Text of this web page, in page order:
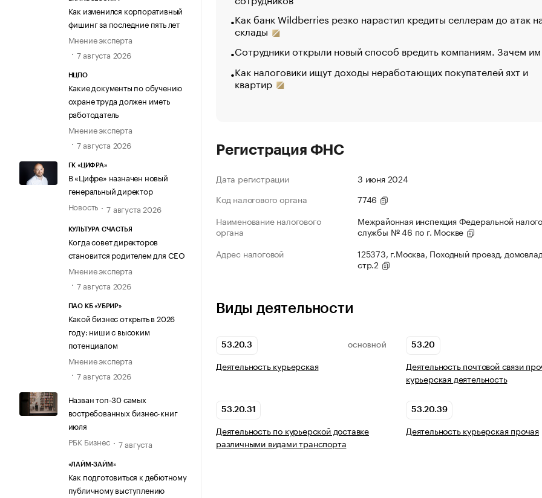
Как изменился корпоративный
фишинг за последние пять лет
Мнение эксперта
7 августа 2026
НЦПО
Какие документы по обучению
охране труда должен иметь
работодатель
Мнение эксперта
7 августа 2026
ГК «ЦИФРА»
В «Цифре» назначен новый
генеральный директор
Новость
7 августа 2026
КУЛЬТУРА СЧАСТЬЯ
Когда совет директоров
становится родителем для CEO
Мнение эксперта
7 августа 2026
ПАО КБ «УБРИР»
Какой бизнес открыть в 2026
году: ниши с высоким
потенциалом
Мнение эксперта
7 августа 2026
Назван топ-30 самых
востребованных бизнес-книг
июля
РБК Бизнес
7 августа
«ЛАЙМ-ЗАЙМ»
Как подготовиться к дебютному
публичному выступлению
Как банк Wildberries резко нарастил кредиты селлерам до атак
склады
Сотрудники открыли новый способ вредить компаниям. Зачем
Как налоговики ищут доходы неработающих покупателей яхт и
квартир
Регистрация ФНС
Дата регистрации
3 июня 2024
Код налогового органа
7746
Наименование налогового
органа
Межрайонная инспекция Федеральной
службы № 46 по г. Москве
Адрес налоговой
125373, г.Москва, Походный проезд,
стр.2
Виды деятельности
53.20.3 ОСНОВНОЙ
Деятельность курьерская
53.20
Деятельность почтовой связи
курьерская деятельность
53.20.31
Деятельность по курьерской доставке
различными видами транспорта
53.20.39
Деятельность курьерская прочая